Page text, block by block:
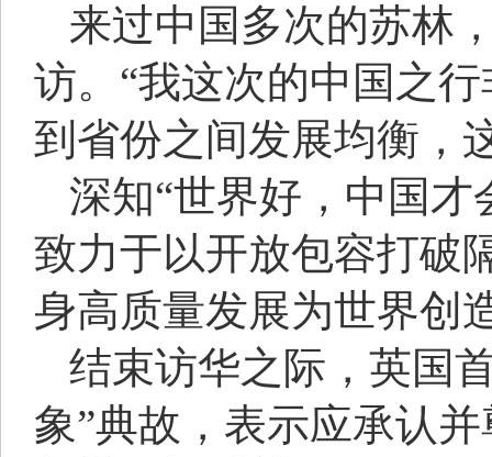
来过中国多次的苏林
访。“我这次的中国之
到省份之间发展均衡，
深知“世界好，中国
致力于以开放包容打破
身高质量发展为世界创
结束访华之际，英国
象”典故，表示应承认